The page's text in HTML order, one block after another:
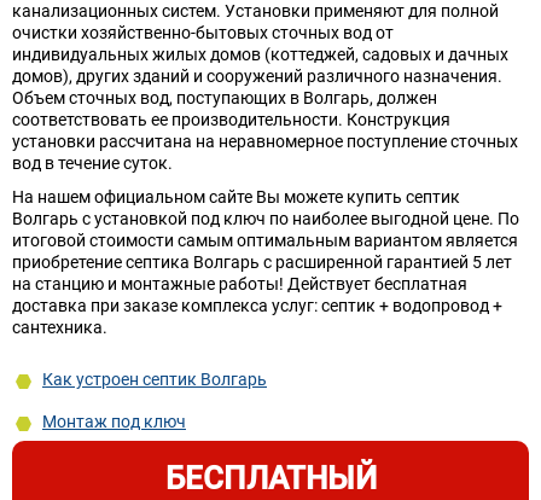
канализационных систем. Установки применяют для полной
очистки хозяйственно-бытовых сточных вод от
индивидуальных жилых домов (коттеджей, садовых и дачных
домов), других зданий и сооружений различного назначения.
Объем сточных вод, поступающих в Волгарь, должен
соответствовать ее производительности. Конструкция
установки рассчитана на неравномерное поступление сточных
вод в течение суток.
На нашем официальном сайте Вы можете купить септик
Волгарь с установкой под ключ по наиболее выгодной цене. По
итоговой стоимости самым оптимальным вариантом является
приобретение септика Волгарь с расширенной гарантией 5 лет
на станцию и монтажные работы! Действует бесплатная
доставка при заказе комплекса услуг: септик + водопровод +
сантехника.
Как устроен септик Волгарь
Монтаж под ключ
БЕСПЛАТНЫЙ